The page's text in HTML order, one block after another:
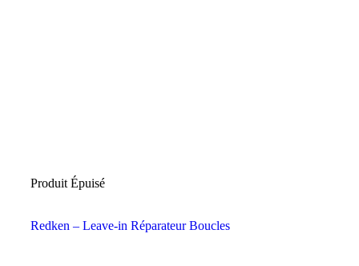
Produit Épuisé
Redken – Leave-in Réparateur Boucles